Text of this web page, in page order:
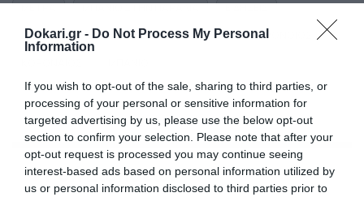
Dokari.gr - Do Not Process My Personal
Information
If you wish to opt-out of the sale, sharing to third parties, or
processing of your personal or sensitive information for
targeted advertising by us, please use the below opt-out
section to confirm your selection. Please note that after your
opt-out request is processed you may continue seeing
interest-based ads based on personal information utilized by
us or personal information disclosed to third parties prior to
ΜΕΤΡΑ ΜΠΑΝΙΟ ΣΤΗΝ ΠΑΡΑΛΙΑ
ΕΙΔΗΣΕΙΣ
ΕΙΔΗΣΕΙΣ ΣΗΜΕΡΑ
ΝΕΑ ΠΑΡΑΛΙΑ
ΚΟΡΟΝΟΙΟΣ
Ροή Ειδήσεων